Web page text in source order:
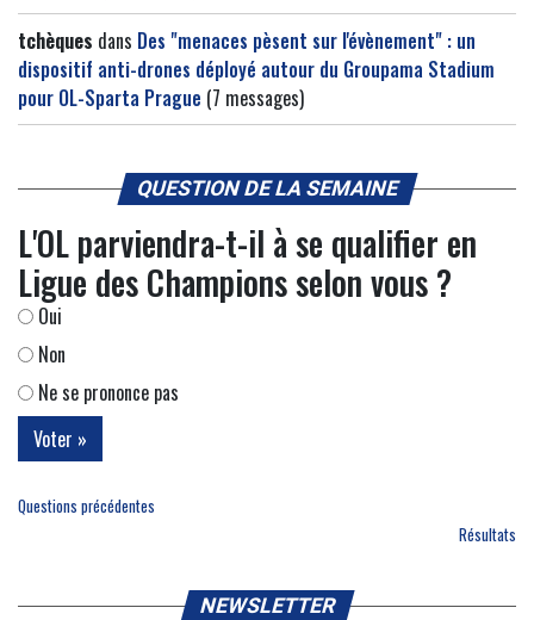
tchèques dans Des "menaces pèsent sur l'évènement" : un
dispositif anti-drones déployé autour du Groupama Stadium
pour OL-Sparta Prague (7 messages)
QUESTION DE LA SEMAINE
L'OL parviendra-t-il à se qualifier en
Ligue des Champions selon vous ?
Oui
Non
Ne se prononce pas
Questions précédentes
Résultats
NEWSLETTER